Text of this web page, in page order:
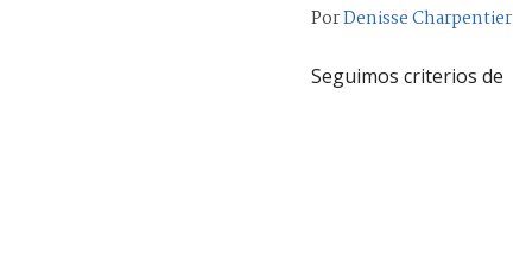
PorDenisse Charpentier
Seguimos criterios de